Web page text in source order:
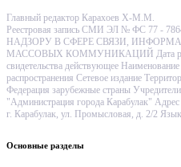
Главный редактор Карахоев Х-М.М.
Реестровая запись СМИ ЭЛ № ФС 77
НАДЗОРУ В СФЕРЕ СВЯЗИ,
МАССОВЫХ КОММУНИКАЦИЙ Дата
свидетельства действующее
распространения Сетевое издание
Федерация зарубежные страны
"Администрация города Карабулак"
г. Карабулак, ул. Промысловая, д. 2/2
Основные разделы